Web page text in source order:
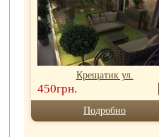
Крещатик ул.
450грн.
Подробно